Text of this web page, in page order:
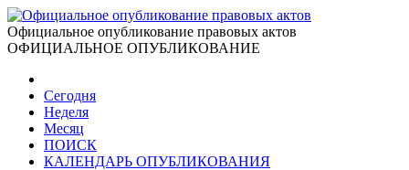
Официальное опубликование правовых актов
ОФИЦИАЛЬНОЕ ОПУБЛИКОВАНИЕ
Сегодня
Неделя
Месяц
ПОИСК
КАЛЕНДАРЬ ОПУБЛИКОВАНИЯ